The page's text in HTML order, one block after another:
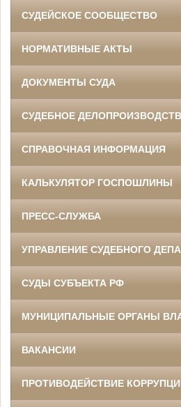
СУДЕЙСКОЕ СООБЩЕСТВО
НОРМАТИВНЫЕ АКТЫ
ДОКУМЕНТЫ СУДА
СУДЕБНОЕ
СПРАВОЧНАЯ ИНФОРМАЦИЯ
КАЛЬКУЛЯТОР ГОСПОШЛИНЫ
ПРЕСС-СЛУЖБА
УПРАВЛЕНИЕ СУДЕБНОГО
СУДЫ СУБЪЕКТА РФ
МУНИЦИПАЛЬНЫЕ ОРГАНЫ
ВАКАНСИИ
ПРОТИВОДЕЙСТВИЕ